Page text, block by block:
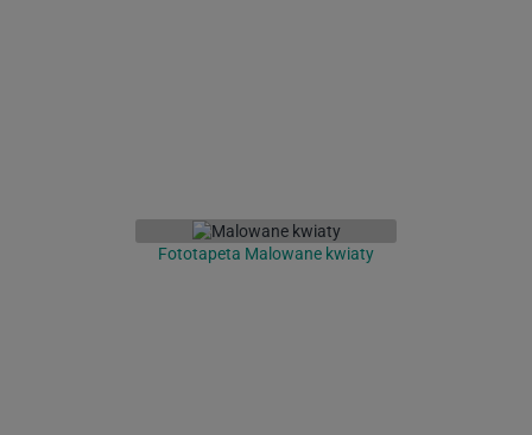
Fototapeta Malowane kwiaty